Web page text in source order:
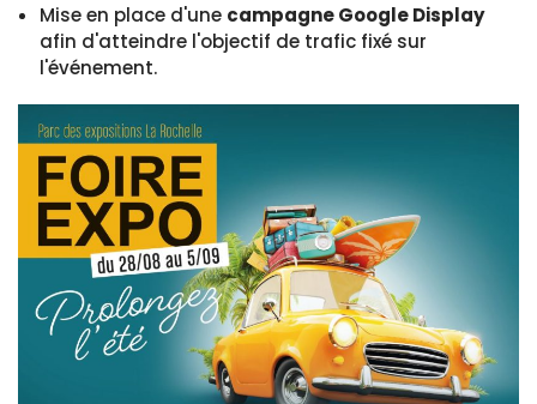
Mise en place d'une campagne Google Display
afin d'atteindre l'objectif de trafic fixé sur
l'événement.